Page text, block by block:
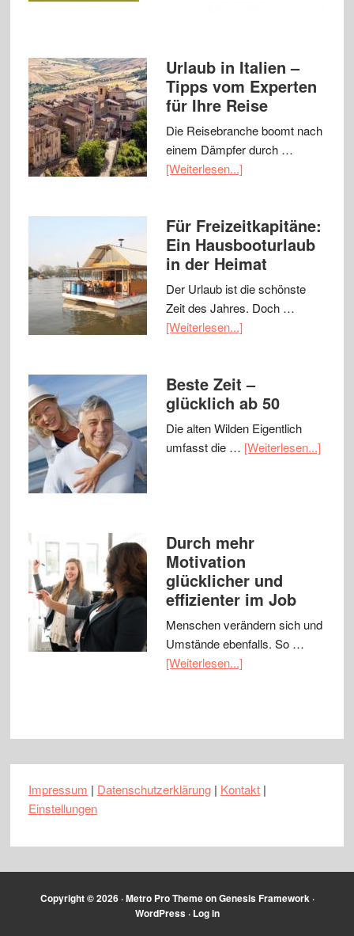
Urlaub in Italien –
Tipps vom Experten
für Ihre Reise
Die Reisebranche boomt nach
einem Dämpfer durch …
[Weiterlesen...]
Für Freizeitkapitäne:
Ein Hausbooturlaub
in der Heimat
Der Urlaub ist die schönste
Zeit des Jahres. Doch …
[Weiterlesen...]
Beste Zeit –
glücklich ab 50
Die alten Wilden Eigentlich
umfasst die … [Weiterlesen...]
Durch mehr
Motivation
glücklicher und
effizienter im Job
Menschen verändern sich und
Umstände ebenfalls. So …
[Weiterlesen...]
Impressum | Datenschutzerklärung| Kontakt|
Einstellungen
Copyright © 2026 ·Metro Pro ThemeonGenesis Framework·
WordPress· Log in